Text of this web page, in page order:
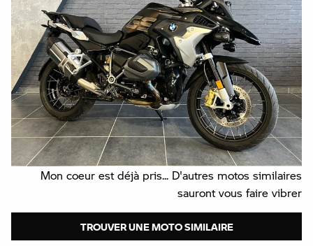
Mon coeur est déjà pris... D'autres motos similaires
sauront vous faire vibrer
TROUVER UNE MOTO SIMILAIRE